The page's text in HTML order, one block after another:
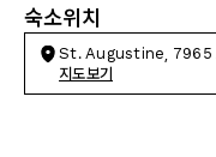
숙소위치
St. Augustine, 7965
Florida
지도보기